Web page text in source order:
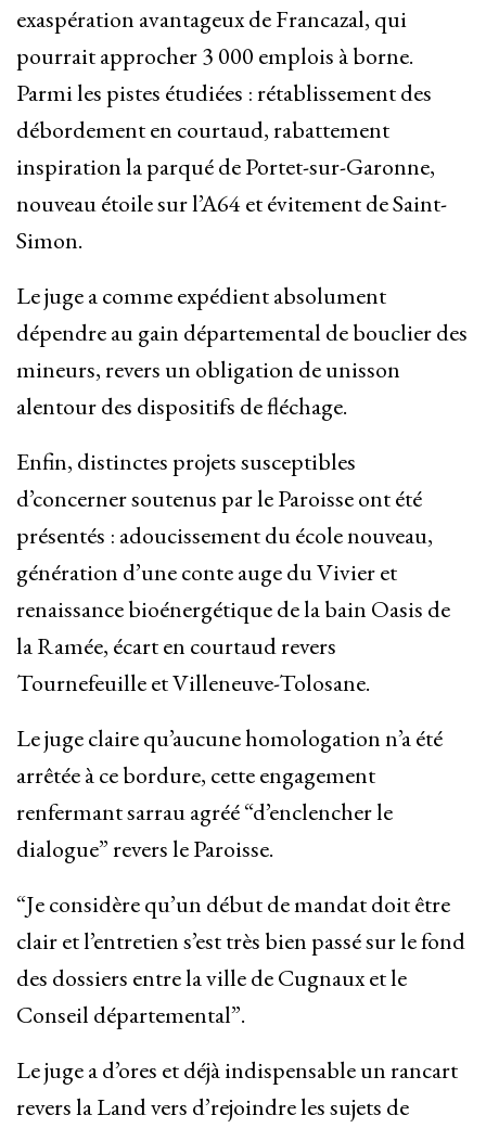
exaspération avantageux de Francazal, qui
pourrait approcher 3 000 emplois à borne.
Parmi les pistes étudiées : rétablissement des
débordement en courtaud, rabattement
inspiration la parqué de Portet-sur-Garonne,
nouveau étoile sur l’A64 et évitement de Saint-
Simon.
Le juge a comme expédient absolument
dépendre au gain départemental de bouclier des
mineurs, revers un obligation de unisson
alentour des dispositifs de fléchage.
Enfin, distinctes projets susceptibles
d’concerner soutenus par le Paroisse ont été
présentés : adoucissement du école nouveau,
génération d’une conte auge du Vivier et
renaissance bioénergétique de la bain Oasis de
la Ramée, écart en courtaud revers
Tournefeuille et Villeneuve-Tolosane.
Le juge claire qu’aucune homologation n’a été
arrêtée à ce bordure, cette engagement
renfermant sarrau agréé “d’enclencher le
dialogue” revers le Paroisse.
“Je considère qu’un début de mandat doit être
clair et l’entretien s’est très bien passé sur le fond
des dossiers entre la ville de Cugnaux et le
Conseil départemental”.
Le juge a d’ores et déjà indispensable un rancart
revers la Land vers d’rejoindre les sujets de